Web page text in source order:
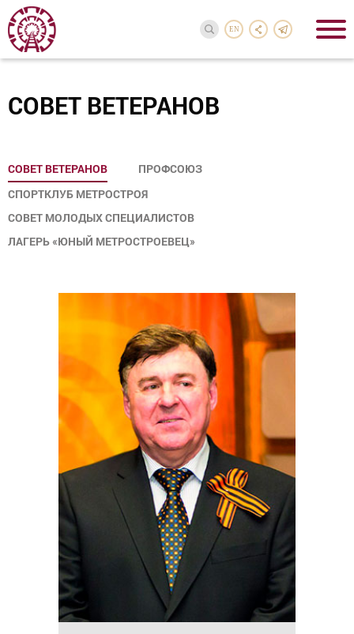
EN
СОВЕТ ВЕТЕРАНОВ
СОВЕТ ВЕТЕРАНОВ
ПРОФСОЮЗ
СПОРТКЛУБ МЕТРОСТРОЯ
СОВЕТ МОЛОДЫХ СПЕЦИАЛИСТОВ
ЛАГЕРЬ «ЮНЫЙ МЕТРОСТРОЕВЕЦ»